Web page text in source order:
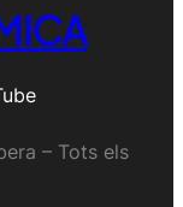
– Tots els